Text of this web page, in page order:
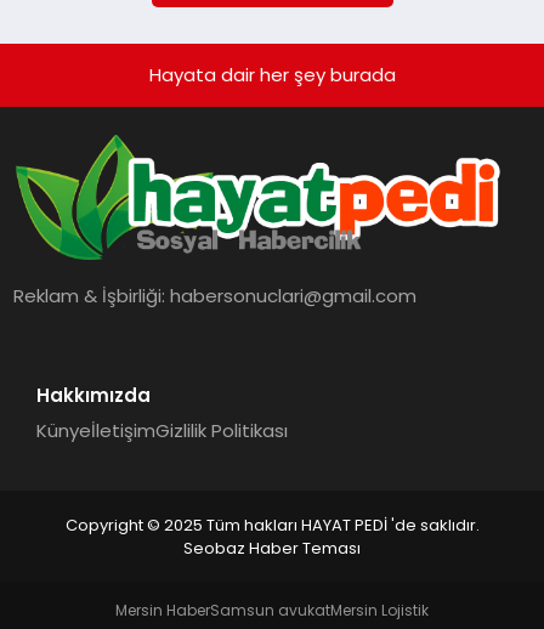
Hayata dair her şey burada
Reklam & İşbirliği:habersonuclari@gmail.com
Hakkımızda
KünyeİletişimGizlilik Politikası
Copyright © 2025 Tüm hakları HAYAT PEDİ 'de saklıdır.
Seobaz Haber Teması
Mersin HaberSamsun avukatMersin Lojistik